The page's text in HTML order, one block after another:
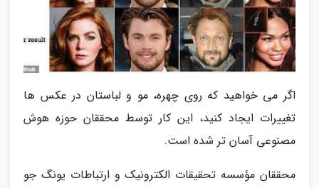
اگر می خواهید که روی چهره، مو و لباستان در عکس ها
تغییرات ایجاد کنید، این کار توسط محققان حوزه هوش
مصنوعی آسان تر شده است.
محققان مؤسسه تحقیقات الکترونیک و ارتباطات یونگ جو